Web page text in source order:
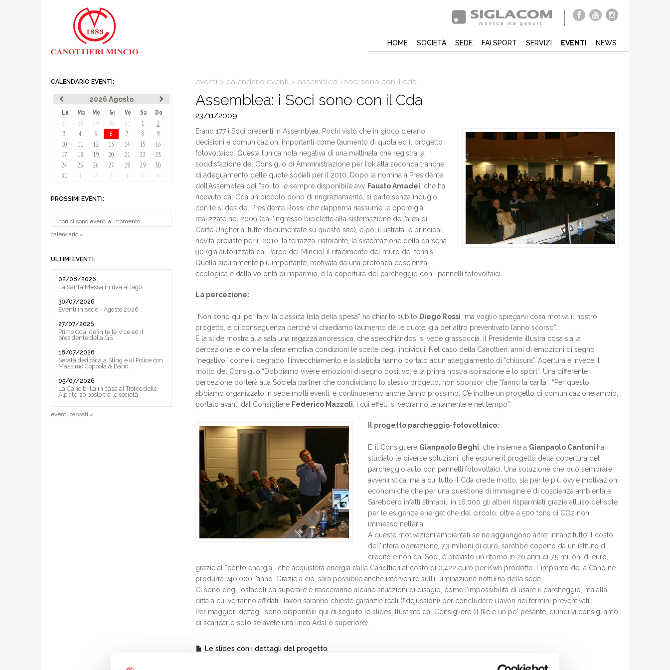
HOME SOCIETÀ SEDE FAI SPORT SERVIZI EVENTI NEWS
CALENDARIO EVENTI:
2026 Agosto
Lu Ma Me Gi Ve Sa
Do
27
28 29 30 31 1
2
3
4 5 6 7 8
9
10
11 12 13 14 15
16
17
18 19 20 21 22
23
24
25 26 27 28 29
30
31
1 2 3 4 5 6
PROSSIMI EVENTI:
non ci sono eventi al momento
calendario »
ULTIMI EVENTI:
02/08/2026
La Santa Messa in riva al lago
30/07/2026
Eventi in sede - Agosto 2026
27/07/2026
Primo Cda: definite le Vice ed il
presidente della GS
18/07/2026
Serata dedicata a Sting e ai Police con
Massimo Coppola & Band
05/07/2026
La Cano brilla in casa al Trofeo delle
Alpi: terzo posto tra le società
eventi passati »
eventi > calendario eventi > assemblea: i soci sono con il cda
Assemblea: i Soci sono con il Cda
23/11/2009
Erano 177 i Soci presenti in Assemblea. Pochi visto che in gioco c'erano
decisioni e comunicazioni importanti come l’aumento di quota ed il progetto
fotovoltaico. Questa l’unica nota negativa di una mattinata che registra la
soddisfazione del Consiglio di Amministrazione per l’ok alla seconda tranche
di adeguamento delle quote sociali per il 2010. Dopo la nomina a Presidente
dell’Assemblea del “solito” e sempre disponibile avv. Fausto Amadei , che ha
ricevuto dal Cda un piccolo dono di ringraziamento, si parte senza indugio
con le slides del Presidente Rossi che dapprima riassume le opere già
realizzate nel 2009 (dall’ingresso biciclette alla sistemazione dell’area di
Corte Ungheria, tutte documentate su questo sito), e poi illustrata le principali
novità previste per il 2010; la terrazza-ristorante, la sistemazione della darsena
90 (già autorizzata dal Parco del Mincio) il rifacimento del muro del tennis.
Quella sicuramente più importante, motivata da una profonda coscienza
ecologica e dalla volontà di risparmio, è la copertura del parcheggio con i pannelli fotovoltaici
La percezione:
“Non sono qui per farvi la classica lista della spesa” ha chiarito subito Diego Rossi “ma voglio spiegarvi cosa motiva il nostro
progetto, e di conseguenza perché vi chiediamo l’aumento delle quote, già per altro preventivato l’anno scorso”.
E la slide mostra alla sala una ragazza anoressica, che specchiandosi si vede grassoccia. Il Presidente illustra cosa sia la
percezione, e come la sfera emotiva condizioni le scelte degli individui. Nel caso della Canottieri, anni di emozioni di segno
“negativo” come il degrado, l’invecchiamento e la staticità hanno portato adun atteggiamento di "chiusura". Apertura è invece il
motto del Consiglio:“Dobbiamo vivere emozioni di segno positivo, e la prima nostra ispirazione è lo sport”. Una differente
percezione porterà alla Società partner che condividano lo stesso progetto, non sponsor che “fanno la carità”. “Per questo
abbiamo organizzato in sede molti eventi, e continueremo anche l’anno prossimo. C’è inoltre un progetto di comunicazione ampio,
portato avanti dal Consigliere Federico Mazzoli , i cui effetti si vedranno lentamente e nel tempo”.
Il progetto parcheggio-fotovoltaico:
E’ il Consigliere Gianpaolo Beghi , che insieme a Gianpaolo Cantoni ha
studiato le diverse soluzioni, che espone il progetto della copertura del
parcheggio auto con pannelli fotovoltaici. Una soluzione che può sembrare
avveniristica, ma a cui tutto il Cda crede molto, sia per le più ovvie motivazioni
economiche che per una questione di immagine e di coscienza ambientale.
Sarebbero infatti stimabili in 16.000 gli alberi risparmiati grazie all’uso del sole
per le esigenze energetiche del circolo, oltre a 500 tons di CO2 non
immesso nell’aria.
A queste motivazioni ambientali se ne aggiungono altre: innanzitutto il costo
dell’intera operazione, 7,3 milioni di euro, sarebbe coperto da un istituto di
credito e non dai Soci, è previsto un ritorno in 20 anni di 7,5 milioni di euro,
grazie al “conto energia”, che acquisterà energia dalla Canottieri al costo di 0,422 euro per Kwh prodotto. L’impianto della Cano ne
produrrà 740.000 l’anno. Grazie a ciò, sarà possibile anche intervenire sull’illuminazione notturna della sede.
Ci sono degli ostacoli da superare e nasceranno alcune situazioni di disagio, come l’impossibilità di usare il parcheggio, ma alla
ditta a cui verranno affidati i lavori saranno chieste garanzie reali (fidejussioni) per concludere i lavori nei termini preventivati.
Per maggiori dettagli sono disponibili qui di seguito le slides illustrate dal Consigliere (il file è un po' pesante, quindi vi consigliamo
di scaricarlo solo se avete una linea Adsl o superiore).
Le slides con i dettagli del progetto